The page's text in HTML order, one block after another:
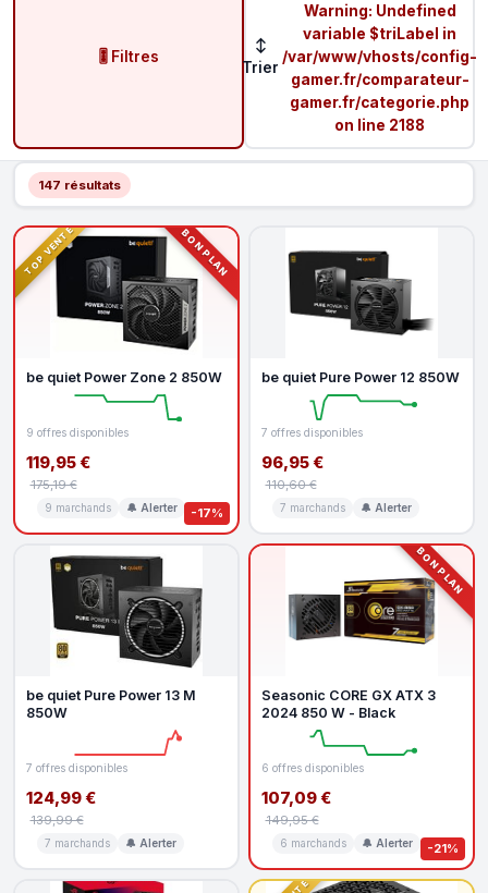
🎚️ Filtres
↕
Trier
Warning: Undefined
variable $triLabel in
/var/www/vhosts/config-
gamer.fr/comparateur-
gamer.fr/categorie.php
on line 2188
147 résultats
TOP VENTE BON PLAN
-17%
be quiet Power Zone 2 850W
9 offres disponibles
119,95 €
175,19 €
9 marchands 🔔 Alerter
be quiet Pure Power 12 850W
7 offres disponibles
96,95 €
110,60 €
7 marchands 🔔 Alerter
be quiet Pure Power 13 M
850W
7 offres disponibles
124,99 €
139,99 €
7 marchands 🔔 Alerter
BON PLAN
-21%
Seasonic CORE GX ATX 3
2024 850 W - Black
6 offres disponibles
107,09 €
149,95 €
6 marchands 🔔 Alerter